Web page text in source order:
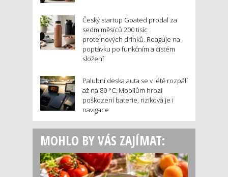
Český startup Goated prodal za
sedm měsíců 200 tisíc
proteinových drinků. Reaguje na
poptávku po funkčním a čistém
složení
Palubní deska auta se v létě rozpálí
až na 80 °C. Mobilům hrozí
poškození baterie, riziková je i
navigace
MOHLO BY VÁS ZAJÍMAT: